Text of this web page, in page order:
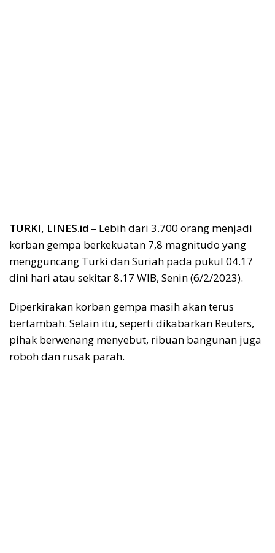
TURKI, LINES.id – Lebih dari 3.700 orang menjadi
korban gempa berkekuatan 7,8 magnitudo yang
mengguncang Turki dan Suriah pada pukul 04.17
dini hari atau sekitar 8.17 WIB, Senin (6/2/2023).
Diperkirakan korban gempa masih akan terus
bertambah. Selain itu, seperti dikabarkan Reuters,
pihak berwenang menyebut, ribuan bangunan juga
roboh dan rusak parah.